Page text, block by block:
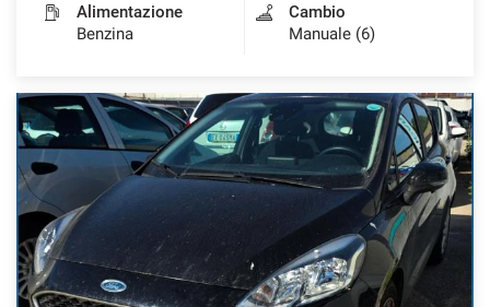
Alimentazione
Benzina
Cambio
Manuale (6)